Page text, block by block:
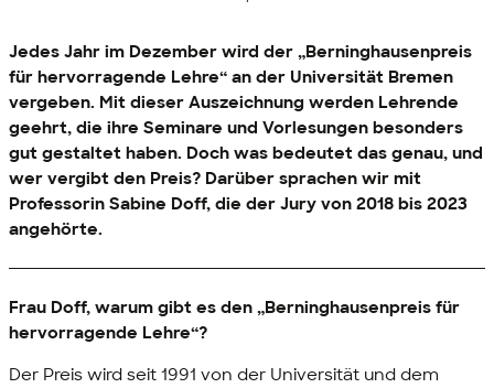
Jedes Jahr im Dezember wird der „Berninghausenpreis
für hervorragende Lehre“ an der Universität Bremen
vergeben. Mit dieser Auszeichnung werden Lehrende
geehrt, die ihre Seminare und Vorlesungen besonders
gut gestaltet haben. Doch was bedeutet das genau, und
wer vergibt den Preis? Darüber sprachen wir mit
Professorin Sabine Doff, die der Jury von 2018 bis 2023
angehörte.
Frau Doff, warum gibt es den „Berninghausenpreis für
hervorragende Lehre“?
Der Preis wird seit 1991 von der Universität und dem